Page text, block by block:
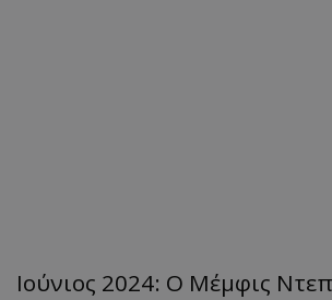
Ιούνιος 2024: Ο Μέμφις